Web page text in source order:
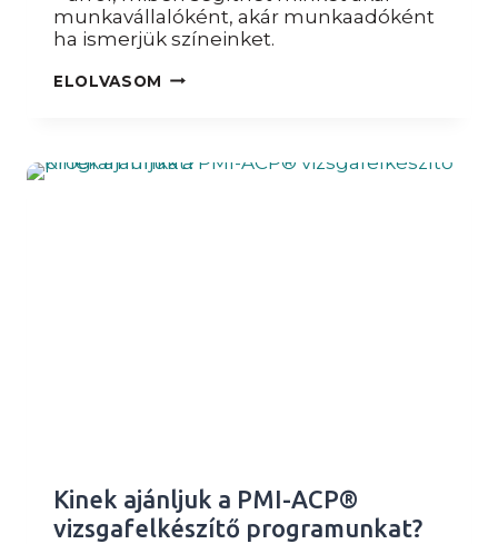
munkavállalóként, akár munkaadóként
ha ismerjük színeinket.
ELOLVASOM PODCAST
A
Kinek ajánljuk a PMI-ACP®
vizsgafelkészítő programunkat?